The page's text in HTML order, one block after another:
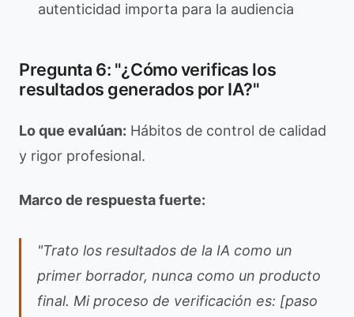
autenticidad importa para la audiencia
Pregunta 6: "¿Cómo verificas los
resultados generados por IA?"
Lo que evalúan: Hábitos de control de calidad
y rigor profesional.
Marco de respuesta fuerte:
"Trato los resultados de la IA como un
primer borrador, nunca como un producto
final. Mi proceso de verificación es: [paso